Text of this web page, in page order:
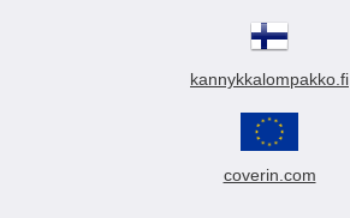
kannykkalompakko.fi
coverin.com